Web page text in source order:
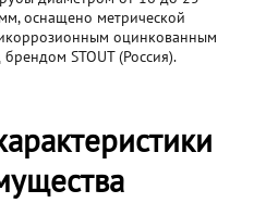
оснащено метрической
оцинкованным
STOUT (Россия).